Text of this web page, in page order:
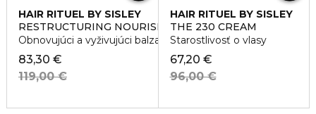
HAIR RITUEL BY SISLEY
RESTRUCTURING NOURISHING BALM
Obnovujúci a vyživujúci balzam na vlasy
83,30 €
119,00 €
HAIR RITUEL BY SISLEY
THE 230 CREAM
Starostlivosť o vlasy
67,20 €
96,00 €